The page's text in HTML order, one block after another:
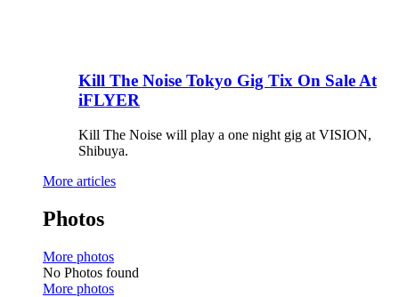
Kill The Noise Tokyo Gig Tix On Sale At
iFLYER
Kill The Noise will play a one night gig at VISION,
Shibuya.
More articles
Photos
More photos
No Photos found
More photos